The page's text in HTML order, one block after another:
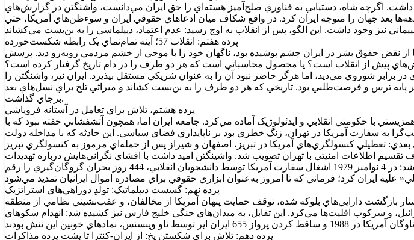
وجود داشت. اگرچه شاه، دستيابي به فناوري صلح‌آميز هسته‌اي را حق ايران مي‌دانست، واشنگتن در گزارش‌هاي
بعد جهان را متوجه ايران کرد. در واقع شکاف ميان ادعا‌هاي حقوقي ايران و سوءظن‌هاي آمريکا، حتي
پرده هفتم: انقلاب 57؛ آينه تمام‌نماي يک رابطه شکست‌خورده
از نقض حقوق بشر در ايران چشم پوشيده بود، ناگهان خود را با موجي از خشم مردمي رو‌به‌رو ديد. پرسش
پيش از انقلاب است؟ يا محصول محاسباتي است که هر دو طرف را در دام تاريخ گرفتار کرده است؟
برابر شوروي مي‌ديد، اما هرگز حاضر نبود آن را به عنوان شريکي مستقل بپذيرد. ايران نيز، واشنگتن را
پايه ترس و فرصت‌طلبي بود. تاريخي که هر دو طرف را به بن‌بست کشاند و ميراثي تلخ براي نسل‌هاي بعد
برجاي گذاشت.
پرده هشتم، تلاش براي تعامل در آستانه فروپاشي
در تلاشي نافرجام، خود را براي همزيستي با حکومتي انقلابي و ايدئولوژيک آماده مي‌کرد. جامعه ايران اما، همچون آتشفشاني خفته نبود که با
به سفارت آمريکا در تهران، زنگ خطري بود بر ناپايداري فضاي سياسي. اين حادثه که با مداخله دولت
در اثر پژوهشي خود (2013) به طرحي محرمانه اشاره مي‌کند که در تابستان 1979 با هدف تقسيم اطلاعات امنيتي با تهران تصويب شد. واشينگتن اميد داشت با افشاي نگراني‌هايش درباره تهديدات
عراق و ضعف ارتش ايران، پلي به سوي عناصر ميانه‌رو در نظام نوپا بزند. اما اين نقشه در نطفه خفه شد: در 4 نوامبر 1979 اشغال سفارت آمريکا توسط دانشجويان انقلابي، 444 روز بحران گروگان‌گيري را رقم
پرده نهم: گسست ديپلماتيک: تولدِ دوراهي‌هاي استراتژيک
يکسو، تهران خواستار بازگشت دارايي‌هاي بلوکه شده، توقف حمايت پنهان آمريکا از مخالفان، و عقب‌نشيني نظامي از منطقه
و سرکوب اقليت‌ها مي‌کرد. اين تقابل، به ميدان‌هاي جنگي خليج فارس نيز کشيده شد: انهدام سکو‌هاي
پرده دهم: تلاش براي شکستن يخ: از ايران-کنترا تا پشت پرده مذاکرات